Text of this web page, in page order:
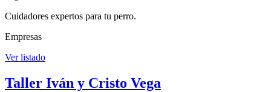
Cuidadores expertos para tu perro.
Empresas
Ver listado
Taller Iván y Cristo Vega